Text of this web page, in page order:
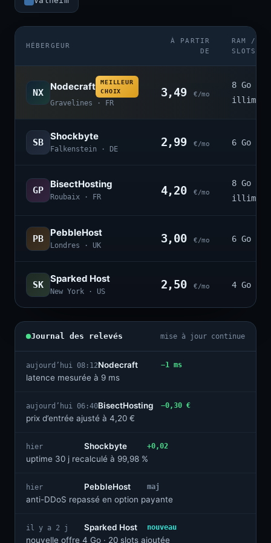
HÉBERGEUR
À PARTIR
DE
RAM /
SLOTS
NX
Nodecraft
MEILLEUR
CHOIX
Gravelines · FR
3,49 €/mo
8 Go ·
SB
Shockbyte
Falkenstein · DE
2,99 €/mo 6 Go ·
GP
BisectHosting
Roubaix · FR 4,20 €/mo
8 Go ·
PB
PebbleHost
Londres · UK
3,00 €/mo 6 Go ·
SK
Sparked Host
New York · US
2,50 €/mo 4 Go ·
Journal des relevés mise à jour continue
aujourd’hui 08:12Nodecraft
latence mesurée à 9 ms
−1 ms
aujourd’hui 06:40BisectHosting
prix d’entrée ajusté à 4,20 €
−0,30 €
hier
Shockbyte
uptime 30 j recalculé à 99,98 %
+0,02
hier
PebbleHost
anti-DDoS repassé en option payante
maj
il y a 2 j
Sparked Host
nouvelle offre 4 Go · 20 slots ajoutée
nouveau